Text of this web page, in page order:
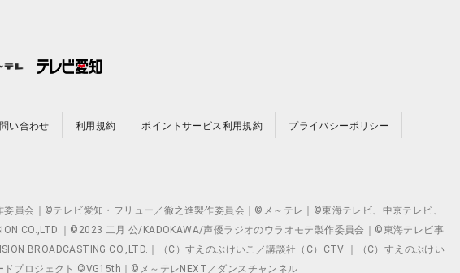
い合わせ 利用規約 ポイントサービス利用規約 プライバシーポリシー
会｜©テレビ愛知・フリュー／徹之進製作委員会｜©メ～テレ｜©東海テレビ、中京テレビ、
CO.,LTD.｜©2023 二月 公/KADOKAWA/声優ラジオのウラオモテ製作委員会｜©東海テレビ事
BROADCASTING CO.,LTD.｜（C）すえのぶけいこ／講談社（C）CTV ｜（C）すえのぶけい
ドプロジェクト ©VG15th｜©メ～テレNEXT／ダンスチャンネル